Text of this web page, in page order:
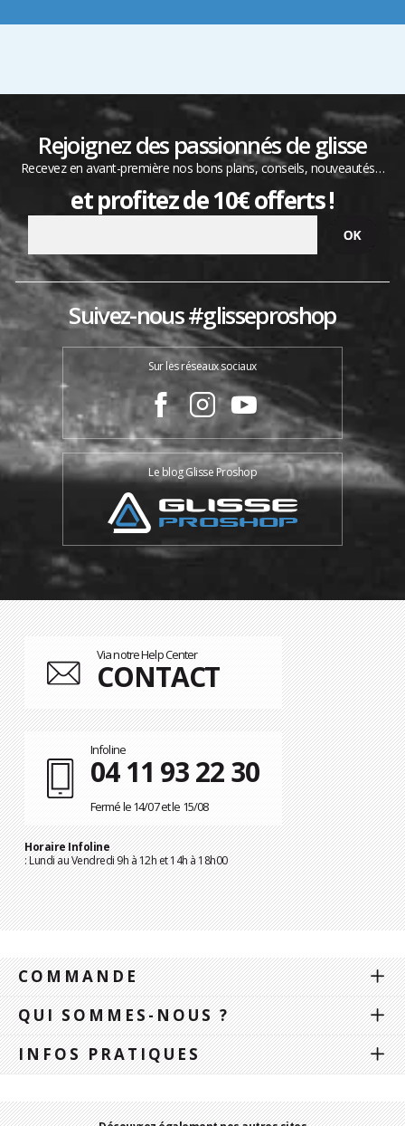
Rejoignez des passionnés de glisse
Recevez en avant-première nos bons plans, conseils, nouveautés…
et profitez de 10€ offerts !
Suivez-nous #glisseproshop
Sur les réseaux sociaux
Le blog Glisse Proshop
Via notre Help Center
CONTACT
Infoline
04 11 93 22 30
Fermé le 14/07 et le 15/08
Horaire Infoline
: Lundi au Vendredi 9h à 12h et 14h à 18h00
COMMANDE
QUI SOMMES-NOUS ?
INFOS PRATIQUES